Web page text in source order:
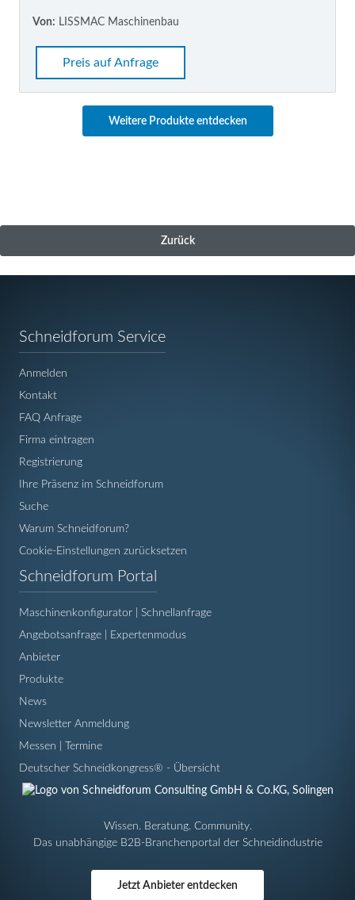
Von: LISSMAC Maschinenbau
Preis auf Anfrage
Weitere Produkte entdecken
Zurück
Schneidforum Service
Anmelden
Kontakt
FAQ Anfrage
Firma eintragen
Registrierung
Ihre Präsenz im Schneidforum
Suche
Warum Schneidforum?
Cookie-Einstellungen zurücksetzen
Schneidforum Portal
Maschinenkonfigurator | Schnellanfrage
Angebotsanfrage | Expertenmodus
Anbieter
Produkte
News
Newsletter Anmeldung
Messen | Termine
Deutscher Schneidkongress® - Übersicht
Wissen. Beratung. Community.
Das unabhängige B2B-Branchenportal der Schneidindustrie
Jetzt Anbieter entdecken